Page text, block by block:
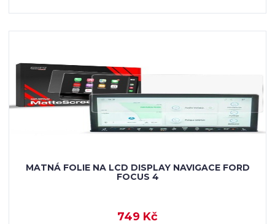
MATNÁ FOLIE NA LCD DISPLAY NAVIGACE FORD
FOCUS 4
749 Kč